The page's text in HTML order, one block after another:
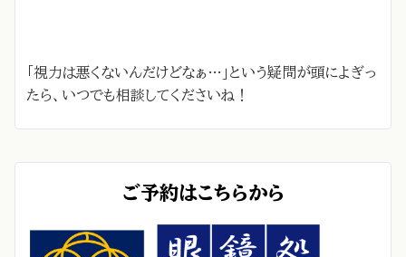
「視力は悪くないんだけどなぁ…」という疑問が頭によぎっ
たら、いつでも相談してくださいね！
ご予約はこちらから